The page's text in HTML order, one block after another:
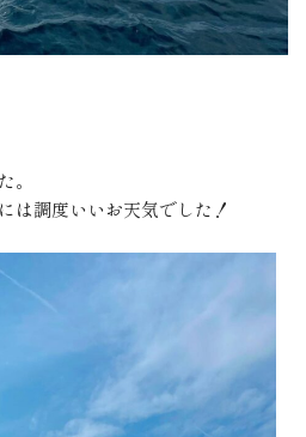
。
は調度いいお天気でした！